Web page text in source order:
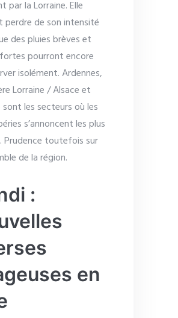
par la Lorraine. Elle
perdre de son intensité
des pluies brèves et
pourront encore
isolément. Ardennes,
Lorraine / Alsace et
sont les secteurs où les
s’annoncent les plus
Prudence toutefois sur
de la région.
:
en